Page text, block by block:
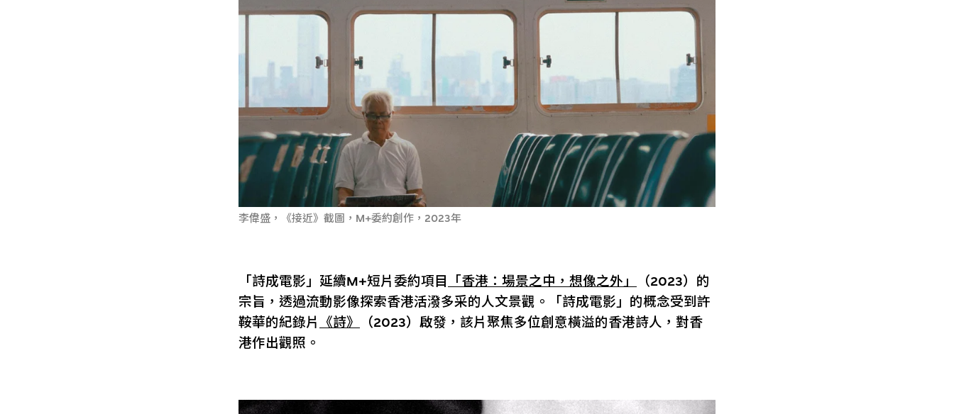
李偉盛，《接近》截圖，M+委約創作，2023年
「詩成電影」延續M+短片委約項目 「香港：場景之中，想像之外」
（2023）的
宗旨，透過流動影像探索香港活潑多采的人文景觀。「詩成電影」的概念受到許
鞍華的紀錄片
《詩》
（2023）啟發，該片聚焦多位創意橫溢的香港詩人，對香
港作出觀照。